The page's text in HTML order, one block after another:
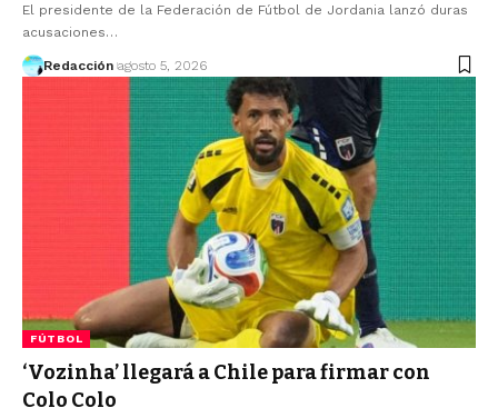
El presidente de la Federación de Fútbol de Jordania lanzó duras
acusaciones…
Redacción agosto 5, 2026
FÚTBOL
‘Vozinha’ llegará a Chile para firmar con
Colo Colo